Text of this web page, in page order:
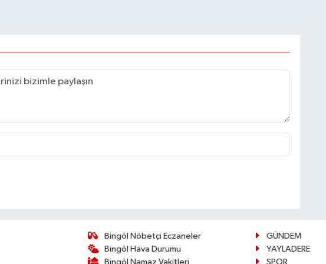
Bingöl Nöbetçi Eczaneler
Bingöl Hava Durumu
Bingöl Namaz Vakitleri
GÜNDEM
YAYLADERE
SPOR